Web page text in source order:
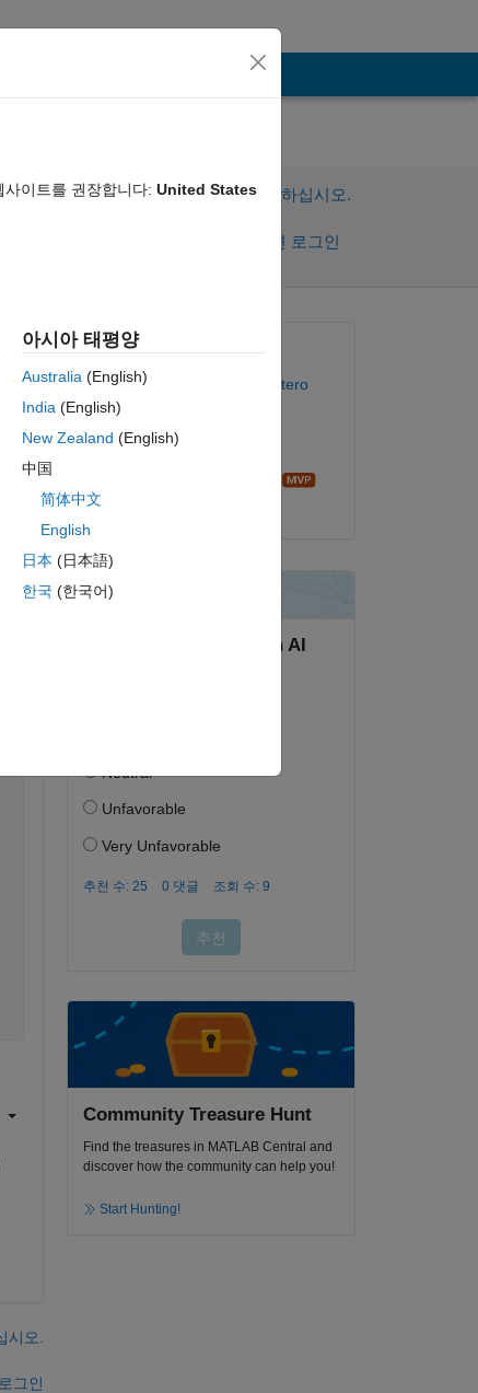
이 질문에 답변하려면 로그인하십시오.
활동을 팔로우하려면 로그인
-0.4  -0.3  -0.2  -0.1  0  0.1  0.2  0.3  0.4
0.78841229  0.34762635  -0.19685286  -
시오.
그인
질문:
Juan David Parra Quintero
2022년 9월 23일
답변:
2023년 9월 11일
Community Treasure Hunt
Find the treasures in MATLAB Central and
discover how the community can help you!
Start Hunting!
이트를 권장합니다: United States
아시아 태평양
Australia(English)
India(English)
New Zealand (English)
中国
简体中文
English
日本 (日本語)
한국 (한국어)